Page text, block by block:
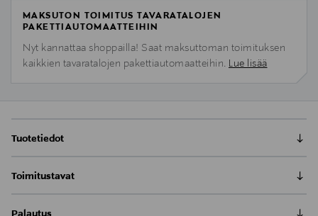
MAKSUTON TOIMITUS TAVARATALOJEN
PAKETTIAUTOMAATTEIHIN
Nyt kannattaa shoppailla! Saat maksuttoman toimituksen
kaikkien tavaratalojen pakettiautomaatteihin. Lue lisää
Tuotetiedot
polykarbonaatista, mikä on erittäin kestävä ja kirkas
kylmiä kuin kuumiakin juotavia ja ne ovat
Toimitustavat